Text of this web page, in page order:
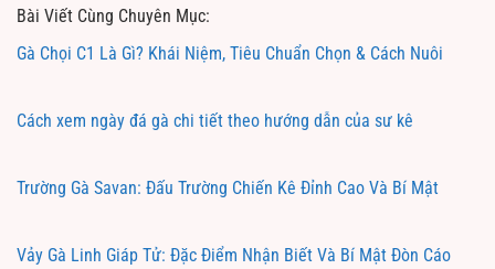
Bài Viết Cùng Chuyên Mục:
Gà Chọi C1 Là Gì? Khái Niệm, Tiêu Chuẩn Chọn & Cách Nuôi
Cách xem ngày đá gà chi tiết theo hướng dẫn của sư kê
Trường Gà Savan: Đấu Trường Chiến Kê Đỉnh Cao Và Bí Mật
Vảy Gà Linh Giáp Tử: Đặc Điểm Nhận Biết Và Bí Mật Đòn Cáo